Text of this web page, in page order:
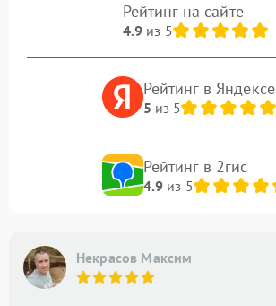
Рейтинг на сайте
4.9из 5
Рейтинг в Яндексе
5 из 5
Рейтинг в 2гис
4.9из 5
Некрасов Максим